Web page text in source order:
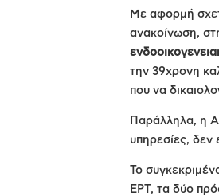
Με αφορμή
ανακοίνωση,
την 39χρονη
που να
Παράλληλα, η
υπηρεσίες, δεν
Το
ΕΡΤ, τα δύο